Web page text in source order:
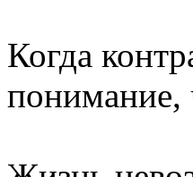
Когда
понимание,